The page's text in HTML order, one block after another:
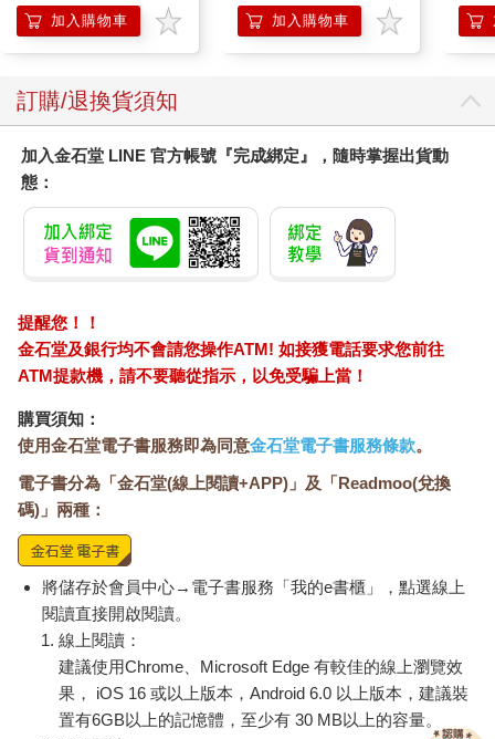
加入購物車 加入購物車
訂購/退換貨須知
加入金石堂 LINE 官方帳號『完成綁定』，隨時掌握出貨動
態：
提醒您！！
金石堂及銀行均不會請您操作ATM! 如接獲電話要求您前往
ATM提款機，請不要聽從指示，以免受騙上當！
購買須知：
使用金石堂電子書服務即為同意金石堂電子書服務條款。
電子書分為「金石堂(線上閱讀+APP)」及「Readmoo(兌換
碼)」兩種：
將儲存於會員中心→電子書服務「我的e書櫃」，點選線上
閱讀直接開啟閱讀。
線上閱讀：
建議使用Chrome、Microsoft Edge 有較佳的線上瀏覽效
果， iOS 16 或以上版本，Android 6.0 以上版本，建議裝
置有6GB以上的記憶體，至少有 30 MB以上的容量。